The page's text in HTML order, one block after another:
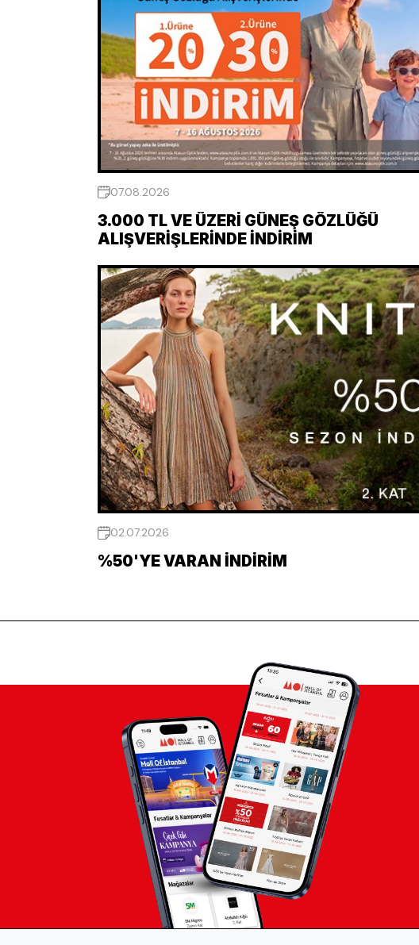
07.08.2026
3.000 TL VE ÜZERI GÜNEŞ GÖZLÜĞÜ
ALIŞVERIŞLERINDE İNDIRIM
02.07.2026
%50'YE VARAN İNDIRIM